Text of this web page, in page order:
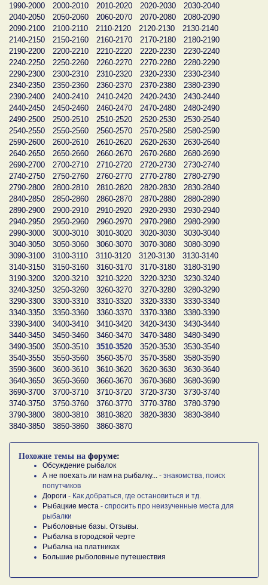
1990-2000
2000-2010 2010-2020 2020-2030
2030-2040
2040-2050
2050-2060 2060-2070 2070-2080
2080-2090
2090-2100
2100-2110 2110-2120 2120-2130
2130-2140
2140-2150
2150-2160 2160-2170 2170-2180
2180-2190
2190-2200
2200-2210 2210-2220 2220-2230
2230-2240
2240-2250
2250-2260 2260-2270 2270-2280
2280-2290
2290-2300
2300-2310 2310-2320 2320-2330
2330-2340
2340-2350
2350-2360 2360-2370 2370-2380
2380-2390
2390-2400
2400-2410 2410-2420 2420-2430
2430-2440
2440-2450
2450-2460 2460-2470 2470-2480
2480-2490
2490-2500
2500-2510 2510-2520 2520-2530
2530-2540
2540-2550
2550-2560 2560-2570 2570-2580
2580-2590
2590-2600
2600-2610 2610-2620 2620-2630
2630-2640
2640-2650
2650-2660 2660-2670 2670-2680
2680-2690
2690-2700
2700-2710 2710-2720 2720-2730
2730-2740
2740-2750
2750-2760 2760-2770 2770-2780
2780-2790
2790-2800
2800-2810 2810-2820 2820-2830
2830-2840
2840-2850
2850-2860 2860-2870 2870-2880
2880-2890
2890-2900
2900-2910 2910-2920 2920-2930
2930-2940
2940-2950
2950-2960 2960-2970 2970-2980
2980-2990
2990-3000
3000-3010 3010-3020 3020-3030
3030-3040
3040-3050
3050-3060 3060-3070 3070-3080
3080-3090
3090-3100
3100-3110 3110-3120 3120-3130
3130-3140
3140-3150
3150-3160 3160-3170 3170-3180
3180-3190
3190-3200
3200-3210 3210-3220 3220-3230
3230-3240
3240-3250
3250-3260 3260-3270 3270-3280
3280-3290
3290-3300
3300-3310 3310-3320 3320-3330
3330-3340
3340-3350
3350-3360 3360-3370 3370-3380
3380-3390
3390-3400
3400-3410 3410-3420 3420-3430
3430-3440
3440-3450
3450-3460 3460-3470 3470-3480
3480-3490
3490-3500
3500-3510 3510-3520 3520-3530
3530-3540
3540-3550
3550-3560 3560-3570 3570-3580
3580-3590
3590-3600
3600-3610 3610-3620 3620-3630
3630-3640
3640-3650
3650-3660 3660-3670 3670-3680
3680-3690
3690-3700
3700-3710 3710-3720 3720-3730
3730-3740
3740-3750
3750-3760 3760-3770 3770-3780
3780-3790
3790-3800
3800-3810 3810-3820 3820-3830
3830-3840
3840-3850
3850-3860 3860-3870
Похожие темы на форуме:
Обсуждение рыбалок
А не поехать ли нам на рыбалку...
- знакомства, поиск
попутчиков
Дороги - Как добраться, где остановиться и тд.
Рыбацкие места - спросить про неизученные места для
рыбалки
Рыболовные базы. Отзывы.
Рыбалка в городской черте
Рыбалка на платниках
Большие рыболовные путешествия